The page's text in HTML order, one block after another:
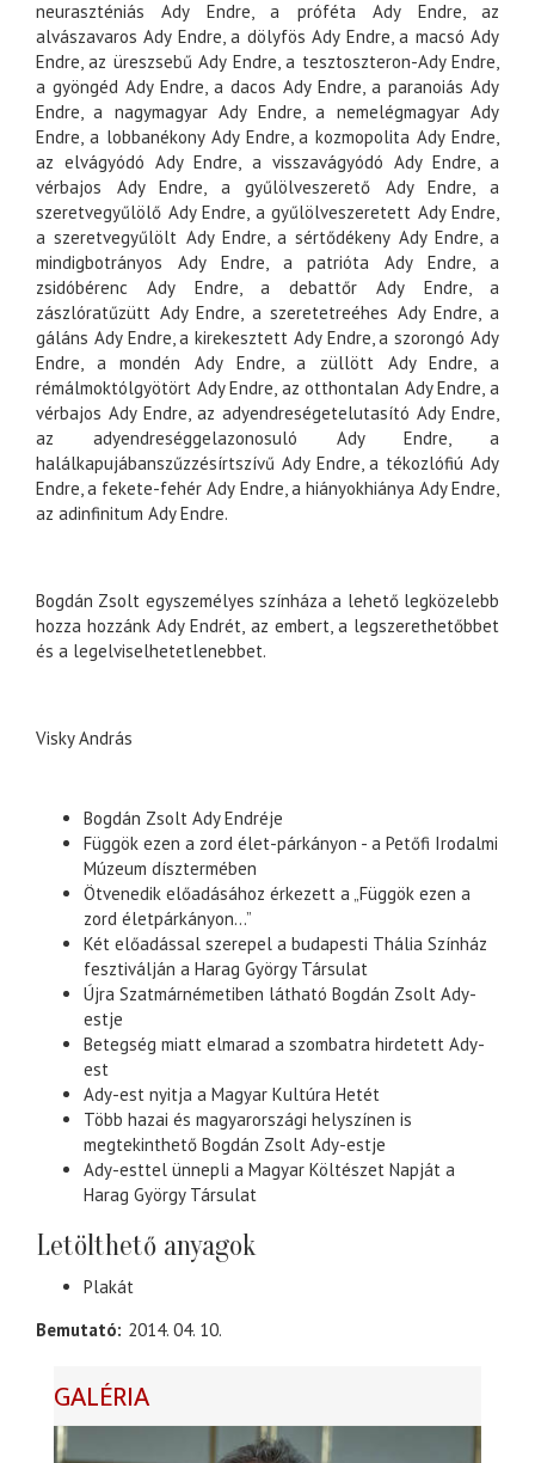
neuraszténiás Ady Endre, a próféta Ady Endre, az
alvászavaros Ady Endre, a dölyfös Ady Endre, a macsó Ady
Endre, az üreszsebű Ady Endre, a tesztoszteron-Ady Endre,
a gyöngéd Ady Endre, a dacos Ady Endre, a paranoiás Ady
Endre, a nagymagyar Ady Endre, a nemelégmagyar Ady
Endre, a lobbanékony Ady Endre, a kozmopolita Ady Endre,
az elvágyódó Ady Endre, a visszavágyódó Ady Endre, a
vérbajos Ady Endre, a gyűlölveszerető Ady Endre, a
szeretvegyűlölő Ady Endre, a gyűlölveszeretett Ady Endre,
a szeretvegyűlölt Ady Endre, a sértődékeny Ady Endre, a
mindigbotrányos Ady Endre, a patrióta Ady Endre, a
zsidóbérenc Ady Endre, a debattőr Ady Endre, a
zászlóratűzütt Ady Endre, a szeretetreéhes Ady Endre, a
gáláns Ady Endre, a kirekesztett Ady Endre, a szorongó Ady
Endre, a mondén Ady Endre, a züllött Ady Endre, a
rémálmoktólgyötört Ady Endre, az otthontalan Ady Endre, a
vérbajos Ady Endre, az adyendreségetelutasító Ady Endre,
az adyendreséggelazonosuló Ady Endre, a
halálkapujábanszűzzésírtszívű Ady Endre, a tékozlófiú Ady
Endre, a fekete-fehér Ady Endre, a hiányokhiánya Ady Endre,
az adinfinitum Ady Endre.
Bogdán Zsolt egyszemélyes színháza a lehető legközelebb
hozza hozzánk Ady Endrét, az embert, a legszerethetőbbet
és a legelviselhetetlenebbet.
Visky András
Bogdán Zsolt Ady Endréje
Függök ezen a zord élet-párkányon - a Petőfi Irodalmi
Múzeum dísztermében
Ötvenedik előadásához érkezett a „Függök ezen a
zord életpárkányon…”
Két előadással szerepel a budapesti Thália Színház
fesztiválján a Harag György Társulat
Újra Szatmárnémetiben látható Bogdán Zsolt Ady-
estje
Betegség miatt elmarad a szombatra hirdetett Ady-
est
Ady-est nyitja a Magyar Kultúra Hetét
Több hazai és magyarországi helyszínen is
megtekinthető Bogdán Zsolt Ady-estje
Ady-esttel ünnepli a Magyar Költészet Napját a
Harag György Társulat
Letölthető anyagok
Plakát
Bemutató 2014. 04. 10.
GALÉRIA